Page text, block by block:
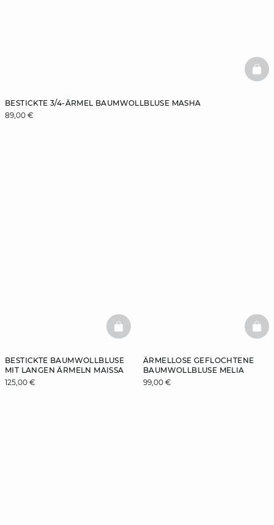
BESTICKTE 3/4-ÄRMEL BAUMWOLLBLUSE MASHA
89,00 €
BESTICKTE BAUMWOLLBLUSE
MIT LANGEN ÄRMELN MAISSA
125,00 €
BASKETFULL
ÄRMELLOSE GEFLOCHTENE
BAUMWOLLBLUSE MELIA
99,00 €